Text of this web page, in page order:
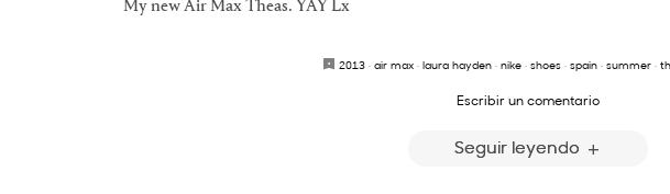
My new Air Max Theas. YAY Lx
2013 · air max · laura hayden · nike · shoes · spain · summer ·
Escribir un comentario
Seguir leyendo